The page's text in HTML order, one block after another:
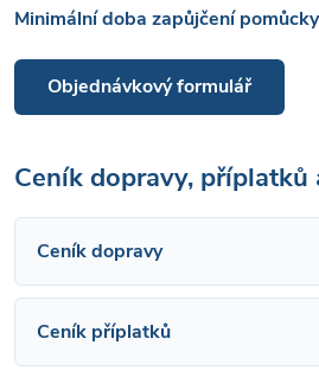
Minimální doba zapůjčení
Objednávkový formulář
Ceník dopravy, příplatků
Ceník dopravy
Ceník příplatků